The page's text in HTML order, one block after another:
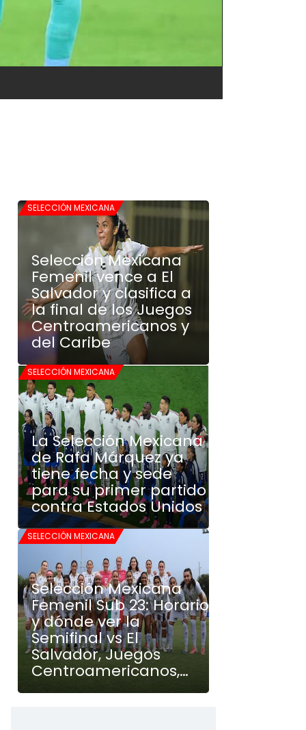
SELECCIÓN MEXICANA
Selección Mexicana
Femenil vence a El
Salvador y clasifica a
la final de los Juegos
Centroamericanos y
del Caribe
SELECCIÓN MEXICANA
La Selección Mexicana
de Rafa Márquez ya
tiene fecha y sede
para su primer partido
contra Estados Unidos
SELECCIÓN MEXICANA
Selección Mexicana
Femenil Sub 23: Horario
y dónde ver la
Semifinal vs El
Salvador, Juegos
Centroamericanos,